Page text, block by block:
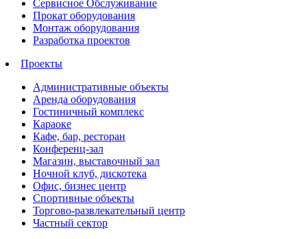
Сервисное Обслуживание
Прокат оборудования
Монтаж оборудования
Разработка проектов
Проекты
Административные объекты
Аренда оборудования
Гостиничный комплекс
Караоке
Кафе, бар, ресторан
Конференц-зал
Магазин, выставочный зал
Ночной клуб, дискотека
Офис, бизнес центр
Спортивные объекты
Торгово-развлекательный центр
Частный сектор